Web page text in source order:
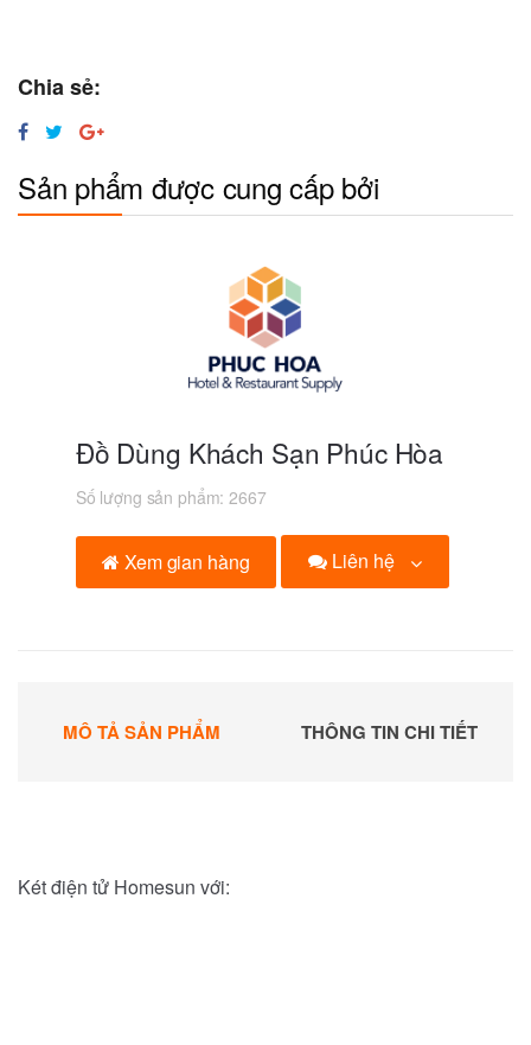
Chia sẻ:
Sản phẩm được cung cấp bởi
Đồ Dùng Khách Sạn Phúc Hòa
Số lượng sản phẩm: 2667
Xem gian hàng Liên hệ
MÔ TẢ SẢN PHẨM THÔNG TIN CHI TIẾT
Két điện tử Homesun với: